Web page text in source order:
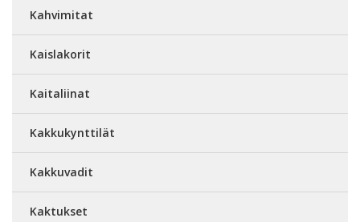
Kahvimitat
Kaislakorit
Kaitaliinat
Kakkukynttilät
Kakkuvadit
Kaktukset